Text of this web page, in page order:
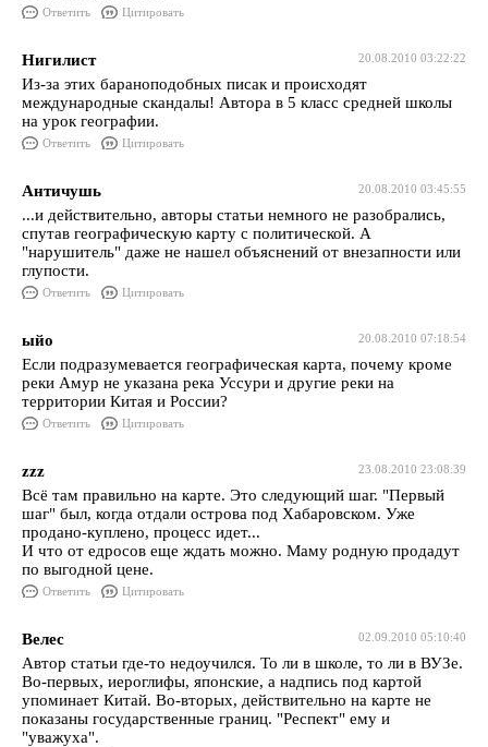
Ответить Цитировать
20.08.2010 03:22:22
Нигилист
Из-за этих бараноподобных писак и происходят
международные скандалы! Автора в 5 класс средней школы
на урок географии.
Ответить Цитировать
20.08.2010 03:45:55
Античушь
...и действительно, авторы статьи немного не разобрались,
спутав географическую карту с политической. А
"нарушитель" даже не нашел объяснений от внезапности или
глупости.
Ответить Цитировать
20.08.2010 07:18:54
ыйо
Если подразумевается географическая карта, почему кроме
реки Амур не указана река Уссури и другие реки на
территории Китая и России?
Ответить Цитировать
23.08.2010 23:08:39
zzz
Всё там правильно на карте. Это следующий шаг. "Первый
шаг" был, когда отдали острова под Хабаровском. Уже
продано-куплено, процесс идет...
И что от едросов еще ждать можно. Маму родную продадут
по выгодной цене.
Ответить Цитировать
02.09.2010 05:10:40
Велес
Автор статьи где-то недоучился. То ли в школе, то ли в ВУЗе.
Во-первых, иероглифы, японские, а надпись под картой
упоминает Китай. Во-вторых, действительно на карте не
показаны государственные границ. "Респект" ему и
"уважуха".